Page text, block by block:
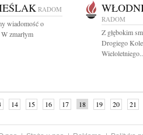
RADOM
wiadomość o
zmarłym
RADOM
Z głębokim
Drogiego
14 15 16 17 18 19 20
21